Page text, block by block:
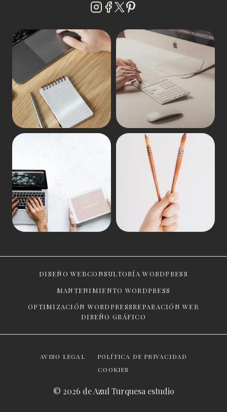
DISEÑO WEBCONSULTORÍA WORDPRESS
MANTENIMIENTO WORDPRESS
OPTIMIZACIÓN WORDPRESSREPARACIÓN WEB
DISEÑO GRÁFICO
AVISO LEGAL
POLÍTICA DE PRIVACIDAD
COOKIES
© 2026 de Azul Turquesa estudio